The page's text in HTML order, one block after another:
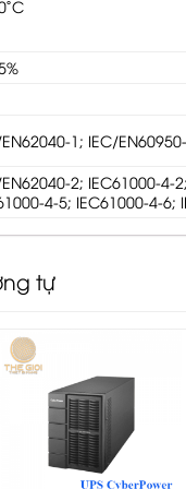
1; IEC/
2; IEC61000-4-
4-5; IEC61000-4-6;
tự